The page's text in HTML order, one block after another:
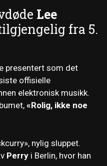
Lee
fra 5.
presentert som det
offisielle
elektronisk musikk.
«Rolig, ikke noe
nylig sluppet.
Perry i Berlin, hvor han